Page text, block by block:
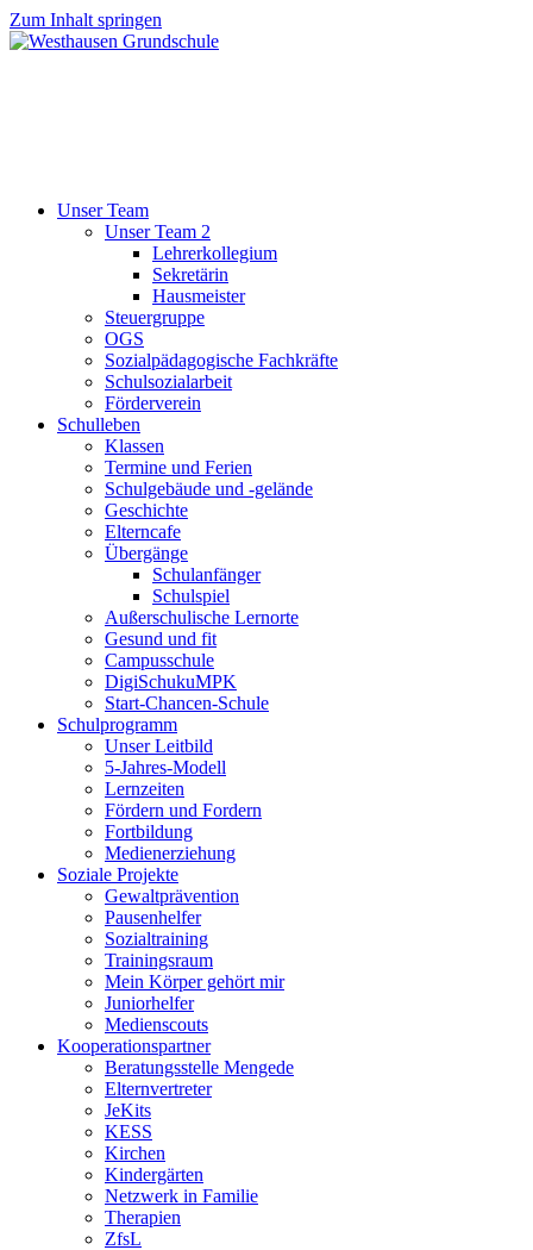
Zum Inhalt springen
Unser Team
Unser Team 2
Lehrerkollegium
Sekretärin
Hausmeister
Steuergruppe
OGS
Sozialpädagogische Fachkräfte
Schulsozialarbeit
Förderverein
Schulleben
Klassen
Termine und Ferien
Schulgebäude und -gelände
Geschichte
Elterncafe
Übergänge
Schulanfänger
Schulspiel
Außerschulische Lernorte
Gesund und fit
Campusschule
DigiSchukuMPK
Start-Chancen-Schule
Schulprogramm
Unser Leitbild
5-Jahres-Modell
Lernzeiten
Fördern und Fordern
Fortbildung
Medienerziehung
Soziale Projekte
Gewaltprävention
Pausenhelfer
Sozialtraining
Trainingsraum
Mein Körper gehört mir
Juniorhelfer
Medienscouts
Kooperationspartner
Beratungsstelle Mengede
Elternvertreter
JeKits
KESS
Kirchen
Kindergärten
Netzwerk in Familie
Therapien
ZfsL